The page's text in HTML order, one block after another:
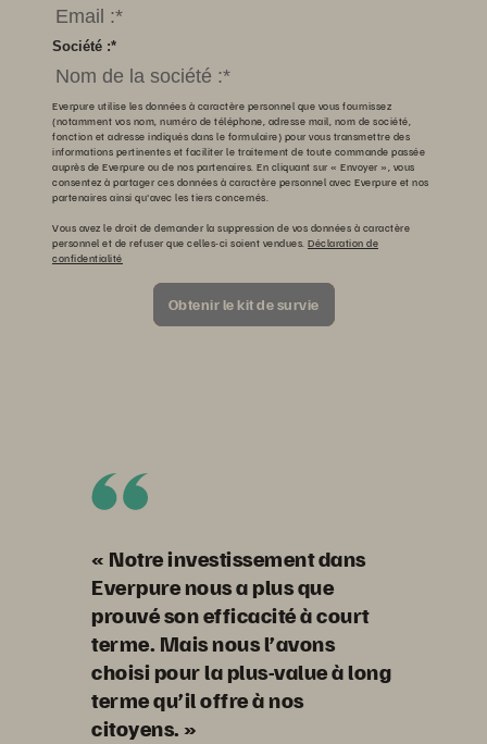
*
Société :
Everpure utilise les données à caractère personnel que vous fournissez
(notamment vos nom, numéro de téléphone, adresse mail, nom de société,
fonction et adresse indiqués dans le formulaire) pour vous transmettre des
informations pertinentes et faciliter le traitement de toute commande passée
auprès de Everpure ou de nos partenaires. En cliquant sur « Envoyer », vous
consentez à partager ces données à caractère personnel avec Everpure et nos
partenaires ainsi qu'avec les tiers concernés.
Vous avez le droit de demander la suppression de vos données à caractère
personnel et de refuser que celles-ci soient vendues. Déclaration de
confidentialité
Obtenir le kit de survie
« Notre investissement dans
Everpure nous a plus que
prouvé son efficacité à court
terme. Mais nous l’avons
choisi pour la plus-value à long
terme qu’il offre à nos
citoyens. »